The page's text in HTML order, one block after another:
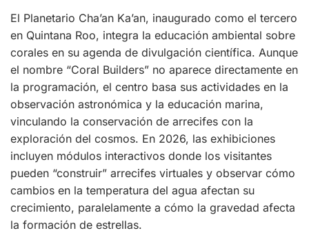
El Planetario Cha’an Ka’an, inaugurado como el tercero
en Quintana Roo, integra la educación ambiental sobre
corales en su agenda de divulgación científica. Aunque
el nombre “Coral Builders” no aparece directamente en
la programación, el centro basa sus actividades en la
observación astronómica y la educación marina,
vinculando la conservación de arrecifes con la
exploración del cosmos. En 2026, las exhibiciones
incluyen módulos interactivos donde los visitantes
pueden “construir” arrecifes virtuales y observar cómo
cambios en la temperatura del agua afectan su
crecimiento, paralelamente a cómo la gravedad afecta
la formación de estrellas.